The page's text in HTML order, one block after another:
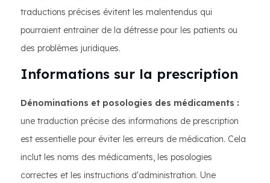
traductions précises évitent les malentendus qui
pourraient entraîner de la détresse pour les patients ou
des problèmes juridiques.
Informations sur la prescription
Dénominations et posologies des médicaments :
une traduction précise des informations de prescription
est essentielle pour éviter les erreurs de médication. Cela
inclut les noms des médicaments, les posologies
correctes et les instructions d'administration. Une